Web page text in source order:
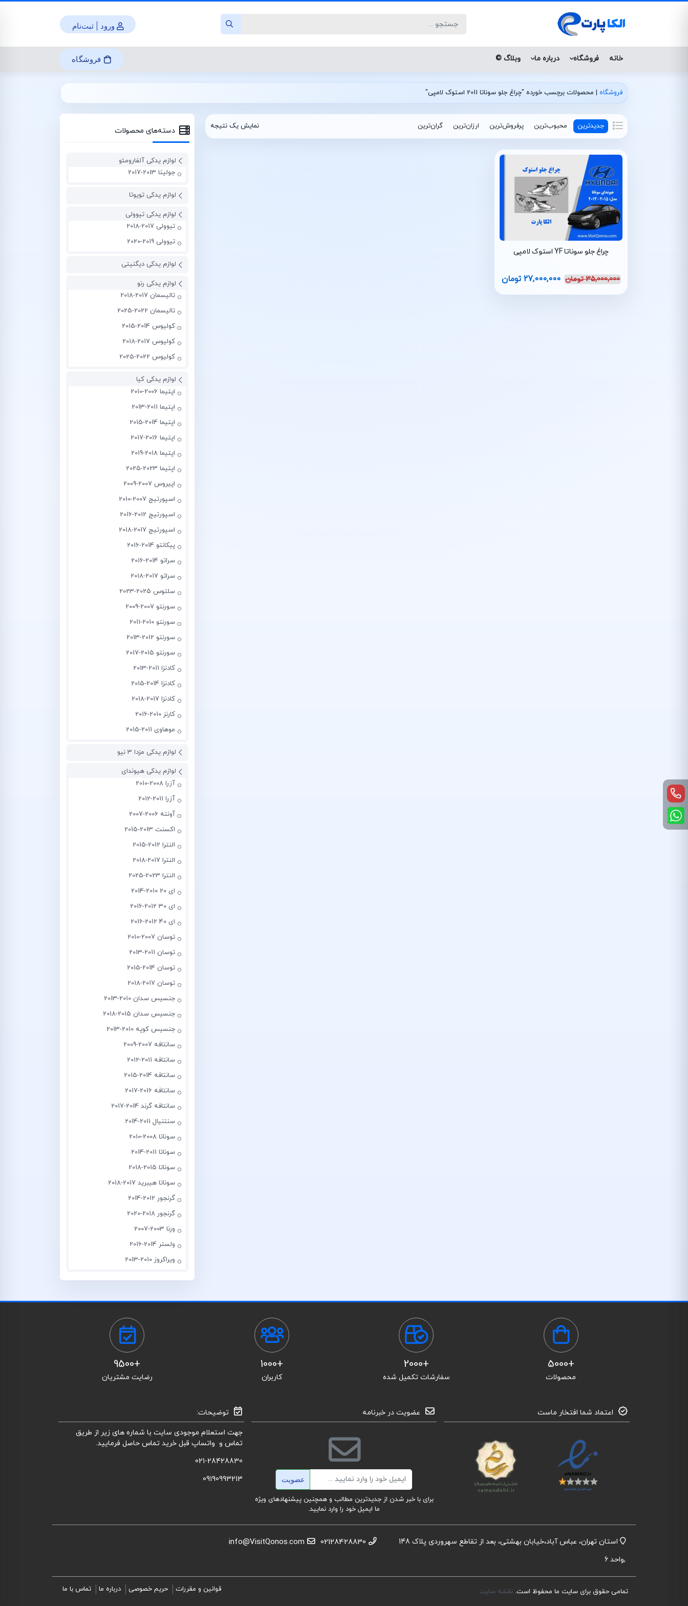
ورود | ثبت‌نام
خانه فروشگاه درباره ما وبلاگ © فروشگاه
فروشگاه | محصولات برچسب خورده "چراغ جلو سوناتا 2011 استوک لامپی"
جدیدترین محبوب‌ترین پرفروش‌ترین ارزان‌ترین گران‌ترین نمایش یک نتیجه
چراغ جلو سوناتا YF استوک لامپی
35,000,000 تومان 27,000,000 تومان
دسته‌های محصولات
لوازم یدکی آلفارومئو
جولیتا 2013-2017
لوازم یدکی تویوتا
لوازم یدکی تیوولی
تیوولی 2017-2018
تیوولی 2019-2020
لوازم یدکی دیگنیتی
لوازم یدکی رنو
تالیسمان 2017-2018
تالیسمان 2022-2025
کولیوس 2014-2015
کولیوس 2017-2018
کولیوس 2022-2025
لوازم یدکی کیا
اپتیما 2006-2010
اپتیما 2011-2013
اپتیما 2014-2015
اپتیما 2016-2017
اپتیما 2018-2019
اپتیما 2023-2025
اپیروس 2007-2009
اسپورتیج 2007-2010
اسپورتیج 2012-2016
اسپورتیج 2017-2018
پیکانتو 2014-2016
سراتو 2014-2016
سراتو 2017-2018
سلتوس 2025-2023
سورنتو 2007-2009
سورنتو 2010-2011
سورنتو 2012-2013
سورنتو 2015-2017
کادنزا 2011-2013
کادنزا 2014-2015
کادنزا 2017-2018
کارنز 2010-2016
موهاوی 2011-2015
لوازم یدکی مزدا 3 نیو
لوازم یدکی هیوندای
آزرا 2008-2010
آزرا 2011-2012
آونته 2006-2007
اکسنت 2013-2015
النترا 2012-2015
النترا 2017-2018
النترا 2023-2025
ای 20 2010-2014
ای 30 2012-2016
ای 40 2012-2016
توسان 2007-2010
توسان 2011-2013
توسان 2014-2015
توسان 2017-2018
جنسیس سدان 2010-2013
جنسیس سدان 2015-2018
جنسیس کوپه 2010-2013
سانتافه 2007-2009
سانتافه 2011-2012
سانتافه 2014-2015
سانتافه 2016-2017
سانتافه گرند 2014-2017
سنتنیال 2011-2014
سوناتا 2008-2010
سوناتا 2011-2014
سوناتا 2015-2018
سوناتا هیبرید 2017-2018
گرنجور 2012-2014
گرنجور 2018-2020
ورنا 2003-2007
ولستر 2014-2016
ویراکروز 2010-2013
+5000
محصولات
+2000
سفارشات تکمیل شده
+1000
کاربران
+9500
رضایت مشتریان
اعتماد شما افتخار ماست عضویت در خبرنامه
ایمیل عضویت
برای با خبر شدن از جدیدترین مطالب و همچنین پیشنهادهای ویژه
ما ایمیل خود را وارد نمایید.
توضیحات:
جهت استعلام موجودی سایت با شماره های زیر از طریق
تماس و واتساپ قبل خرید تماس حاصل فرمایید.
021-28428830
09190993213
استان تهران، عباس آباد،خیابان بهشتی، بعد از تقاطع سهروردی پلاک 148
,واحد 6
02128428830
info@VisitQonos.com
تمامی حقوق برای سایت ما محفوظ است. نقشه سایت قوانین و مقررات حریم خصوصی درباره ما تماس با ما